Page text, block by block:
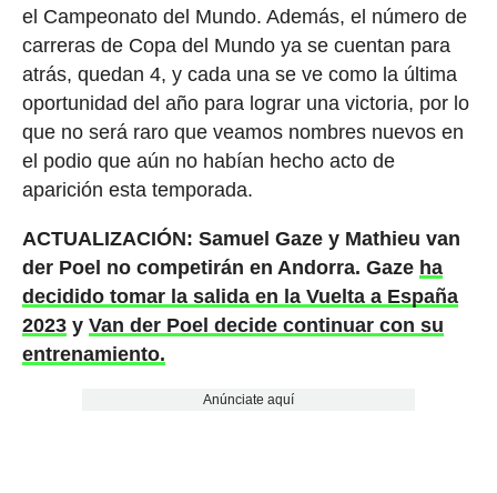
el Campeonato del Mundo. Además, el número de
carreras de Copa del Mundo ya se cuentan para
atrás, quedan 4, y cada una se ve como la última
oportunidad del año para lograr una victoria, por lo
que no será raro que veamos nombres nuevos en
el podio que aún no habían hecho acto de
aparición esta temporada.
ACTUALIZACIÓN: Samuel Gaze y Mathieu van
der Poel no competirán en Andorra. Gaze ha
decidido tomar la salida en la Vuelta a España
2023y Van der Poel decide continuar con su
entrenamiento.
Anúnciate aquí